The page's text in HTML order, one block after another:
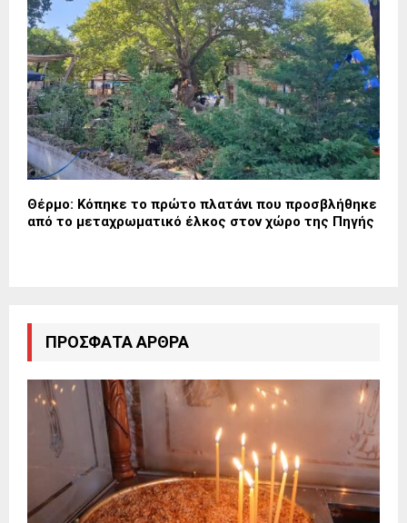
Θέρμο: Κόπηκε το πρώτο πλατάνι που προσβλήθηκε
από το μεταχρωματικό έλκος στον χώρο της Πηγής
ΠΡΌΣΦΑΤΑ ΆΡΘΡΑ